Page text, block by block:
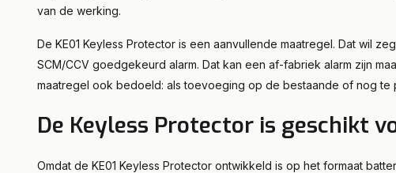
van de werking.
De KE01 Keyless Protector is een aanvullende maatregel. Dat wil
SCM/CCV goedgekeurd alarm. Dat kan een af-fabriek alarm zijn
maatregel ook bedoeld: als toevoeging op de bestaande of nog te
De Keyless Protector is geschikt
Omdat de KE01 Keyless Protector ontwikkeld is op het formaat